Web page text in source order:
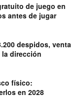
de juego en
antes de jugar
despidos, venta
dirección
físico:
en 2028